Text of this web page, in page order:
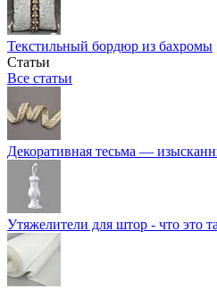
Текстильный бордюр из бахромы
Статьи
Все статьи
Декоративная тесьма —
Утяжелители для штор - что это